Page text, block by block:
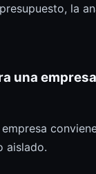
la
una
empresa
aislado.